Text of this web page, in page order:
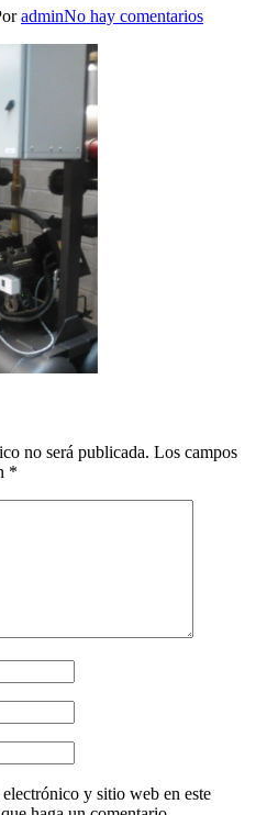
adminNo hay comentarios
no será publicada. Los campos
*
y sitio web en este